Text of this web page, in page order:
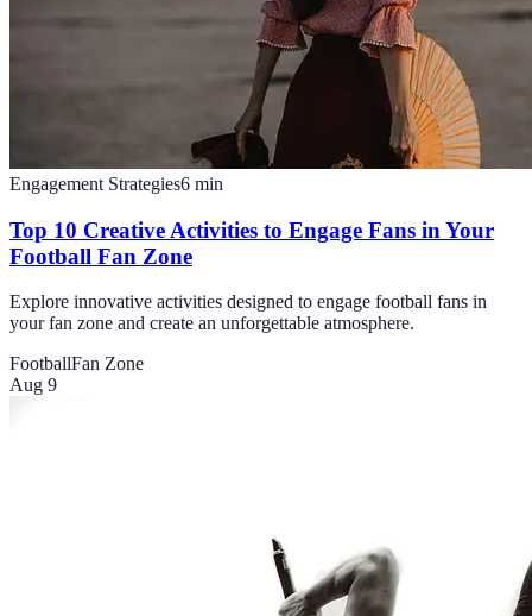
Engagement Strategies6 min
Top 10 Creative Activities to Engage Fans in Your
Football Fan Zone
Explore innovative activities designed to engage football fans in
your fan zone and create an unforgettable atmosphere.
FootballFan Zone
Aug 9